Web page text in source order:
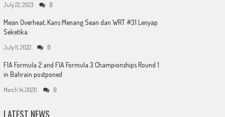
July 22, 2023 0
Mesin Overheat, Kans Menang Sean dan WRT #31 Lenyap
Seketika
July 11, 2022 0
FIA Formula 2 and FIA Formula 3 Championships Round 1
in Bahrain postponed
March 14, 2020 0
LATEST NEWS